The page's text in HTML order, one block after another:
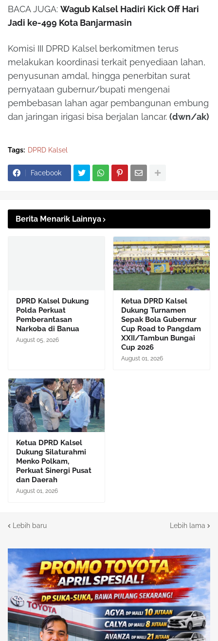
BACA JUGA: Wagub Kalsel Hadiri Kick Off Hari
Jadi ke-499 Kota Banjarmasin
Komisi III DPRD Kalsel berkomitmen terus
melakukan koordinasi terkait penyediaan lahan,
penyusunan amdal, hingga penerbitan surat
pernyataan gubernur/bupati mengenai
pembebasan lahan agar pembangunan embung
dan jaringan irigasi bisa berjalan lancar. (dwn/ak)
Tags: DPRD Kalsel
Facebook
Berita Menarik Lainnya
DPRD Kalsel Dukung
Polda Perkuat
Pemberantasan
Narkoba di Banua
August 05, 2026
Ketua DPRD Kalsel
Dukung Turnamen
Sepak Bola Gubernur
Cup Road to Pangdam
XXII/Tambun Bungai
Cup 2026
August 01, 2026
Ketua DPRD Kalsel
Dukung Silaturahmi
Menko Polkam,
Perkuat Sinergi Pusat
dan Daerah
August 01, 2026
Lebih baru Lebih lama